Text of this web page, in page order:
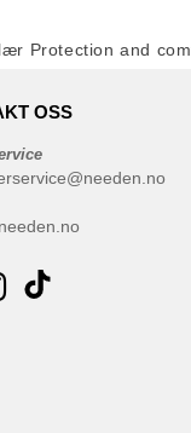
Protection and
OSS